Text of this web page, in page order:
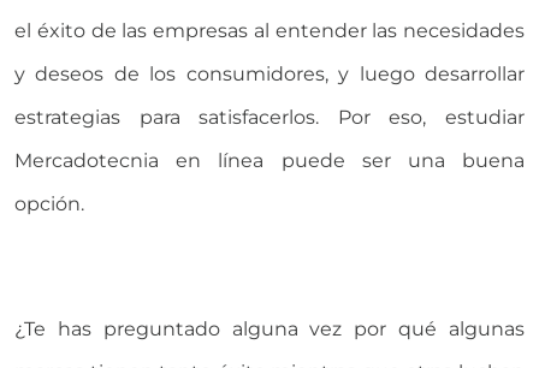
el éxito de las empresas al entender las necesidades
y deseos de los consumidores, y luego desarrollar
estrategias para satisfacerlos. Por eso, estudiar
Mercadotecnia en línea puede ser una buena
opción.
¿Te has preguntado alguna vez por qué algunas